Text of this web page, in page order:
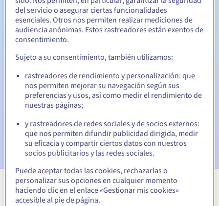
Período de redención
Notificaciones automáticas:
Emails de aviso:60, 30, 15, 7 y 3 días antes de la fecha de
vencimiento
Email el día del vencimiento
del nombre de dominio
Email tras el Redemption Grace Periodpara notificar la
eliminación del nombre de dominio
Ver todas las extensiones
del servicio o asegurar ciertas funcionalidades
esenciales. Otros nos permiten realizar mediciones de
audiencia anónimas. Estos rastreadores están exentos de
consentimiento.
Sujeto a su consentimiento, también utilizamos:
rastreadores de rendimiento y personalización: que
nos permiten mejorar su navegación según sus
preferencias y usos, así como medir el rendimiento de
nuestras páginas;
y rastreadores de redes sociales y de socios externos:
que nos permiten difundir publicidad dirigida, medir
su eficacia y compartir ciertos datos con nuestros
socios publicitarios y las redes sociales.
Puede aceptar todas las cookies, rechazarlas o
personalizar sus opciones en cualquier momento
haciendo clic en el enlace «Gestionar mis cookies»
accesible al pie de página.